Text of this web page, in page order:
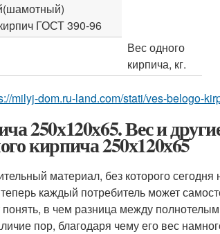
ГОСТ 390-96
Вес одного
кирпича, кг.
milyj-dom.ru-land.com/stati/ves-belogo-
250х120х65. Вес и
кирпича 250х120х65
материал, без которого
каждый потребитель может
в чем разница между
пор, благодаря чему его вес